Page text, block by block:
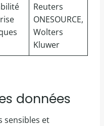
Reuters
ONESOURCE,
Wolters
Kluwer
données
sensibles et